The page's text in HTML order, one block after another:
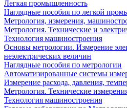
Легкая промышленность
Наглядные пособия по легкой
Метрология, измерения,
Метрология. Технические и
Технология машиностроения
Основы метрологии. Измерение
неэлектрических величин
Наглядные пособия по метрологии
Автоматизированные системы
Измерение расхода, давления,
Метрология. Технические
Технология машиностроения